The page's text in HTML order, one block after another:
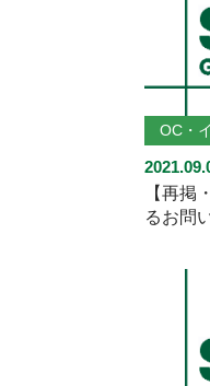
OC・
【再掲
るお問